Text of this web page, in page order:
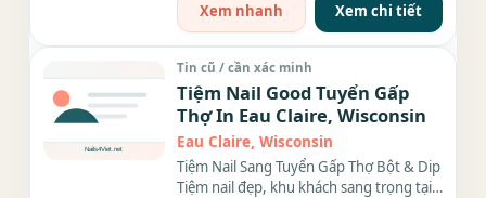
Xem nhanh
Xem chi tiết
Tin cũ / cần xác minh
Tiệm Nail Good Tuyển Gấp
Thợ In Eau Claire, Wisconsin
Eau Claire, Wisconsin
Tiệm Nail Sang Tuyển Gấp Thợ Bột & Dip
Tiệm nail đẹp, khu khách sang trọng tại